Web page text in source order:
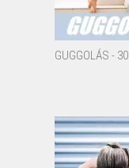
GUGGOLÁS -